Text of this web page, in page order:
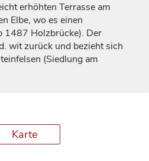
erhöhten Terrasse am
Elbe, wo es einen
1487 Holzbrücke). Der
witzurück und bezieht sich
(Siedlung am
Karte